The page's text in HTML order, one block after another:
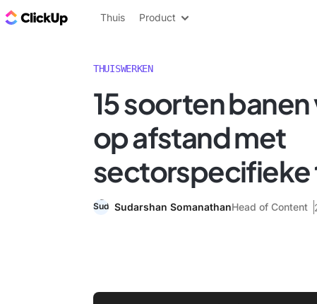
ClickUp Blog
Thuis Product
THUISWERKEN
15 soorten
op afstand met
sectorspecifieke
Sudarshan SomanathanHead of Content